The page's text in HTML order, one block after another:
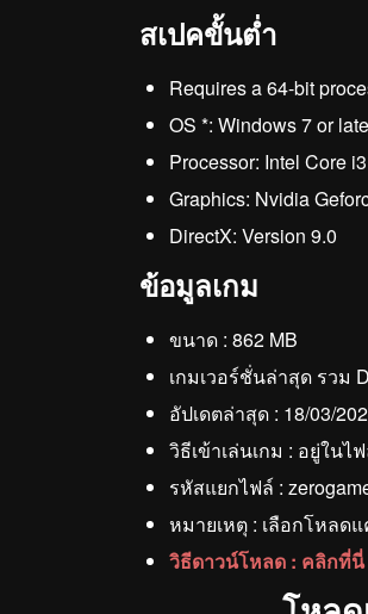
สเปคขั้นต่ำ
Requires a 64-bit
OS *: Windows 7 or
Processor: Intel Core i3
Graphics: Nvidia
DirectX: Version 9.0
ข้อมูลเกม
ขนาด : 862 MB
เกมเวอร์ชั่นล่าสุด รวม
อัปเดตล่าสุด : 18/03/
วิธีเข้าเล่นเกม : อยู่ในไ
รหัสแยกไฟล์ :
หมายเหตุ : เลือกโหลด
วิธีดาวน์โหลด : คลิกที่นี่